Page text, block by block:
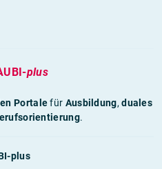
plus
Portalefür Ausbildung,duales
.
plus